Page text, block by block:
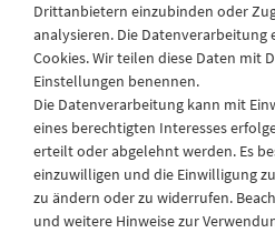
Montag - Freitag
08:30 - 12:30 und 13.00 - 17.30 Uhr
Samstags
08:30 bis 12:30 Uhr
Drittanbietern einzubinden oder
analysieren. Die
Cookies. Wir teilen diese Daten mit
Einstellungen benennen.
Die Datenverarbeitung kann mit
eines berechtigten Interesses
erteilt oder abgelehnt werden. Es
einzuwilligen und die Einwilligung
zu ändern oder zu widerrufen.
und weitere Hinweise zur